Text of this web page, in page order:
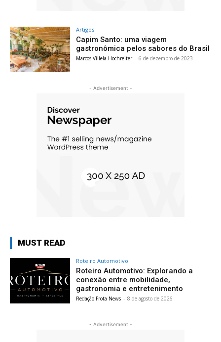
Artigos
Capim Santo: uma viagem
gastronômica pelos sabores do Brasil
Marcos Villela Hochreiter - 6 de dezembro de 2023
- Advertisement -
MUST READ
Roteiro Automotivo
Roteiro Automotivo: Explorando a
conexão entre mobilidade,
gastronomia e entretenimento
Redação Frota News - 8 de agosto de 2026
- Advertisement -